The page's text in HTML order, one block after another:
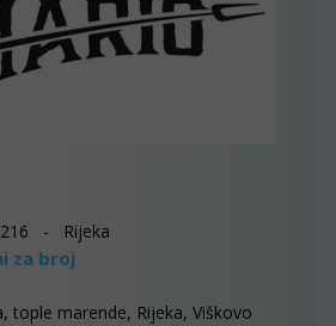
- Rijeka
za broj
tople marende, Rijeka, Viškovo